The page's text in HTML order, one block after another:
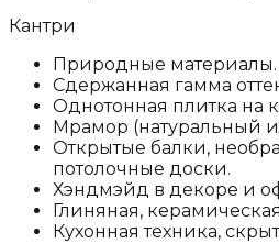
Кантри
Природные материалы.
Сдержанная гамма
Однотонная плитка на
Мрамор (натуральный
Открытые балки,
потолочные доски.
Хэндмэйд в декоре и
Глиняная,
Кухонная техника,